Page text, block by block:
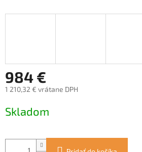
984 €
1 210,32 € vrátane DPH
cena:
Skladom